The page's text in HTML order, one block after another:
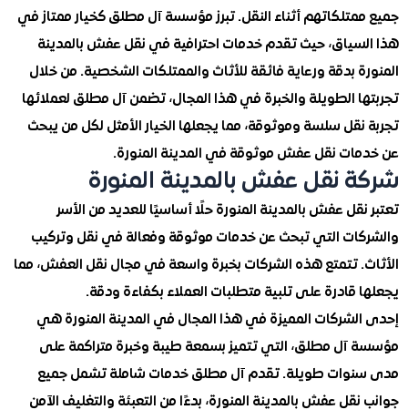
أثناء النقل. تبرز مؤسسة آل مطلق كخيار ممتاز في
حيث تقدم خدمات احترافية في نقل عفش بالمدينة
بدقة ورعاية فائقة للأثاث والممتلكات الشخصية. من خلال
الطويلة والخبرة في هذا المجال، تضمن آل مطلق لعملائها
سلسة وموثوقة، مما يجعلها الخيار الأمثل لكل من يبحث
نقل عفش موثوقة في المدينة المنورة.
نقل عفش بالمدينة المنورة
عفش بالمدينة المنورة حلًا أساسيًا للعديد من الأسر
التي تبحث عن خدمات موثوقة وفعالة في نقل وتركيب
تتمتع هذه الشركات بخبرة واسعة في مجال نقل العفش، مما
قادرة على تلبية متطلبات العملاء بكفاءة ودقة.
المميزة في هذا المجال في المدينة المنورة هي
مطلق، التي تتميز بسمعة طيبة وخبرة متراكمة على
طويلة. تقدم آل مطلق خدمات شاملة تشمل جميع
عفش بالمدينة المنورة، بدءًا من التعبئة والتغليف الآمن